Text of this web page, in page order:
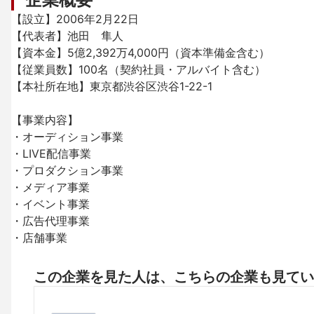
【設立】2006年2月22日
【代表者】池田　隼人
【資本金】5億2,392万4,000円（資本準備金含む）
【従業員数】100名（契約社員・アルバイト含む）
【本社所在地】東京都渋谷区渋谷1-22-1
【事業内容】
・オーディション事業
・LIVE配信事業
・プロダクション事業
・メディア事業
・イベント事業
・広告代理事業
・店舗事業
この企業を見た人は、こちらの企業も見て